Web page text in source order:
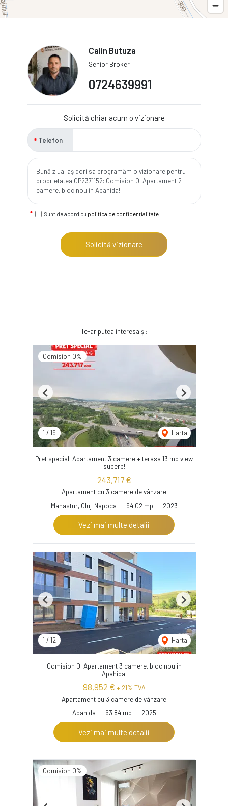
Calin Butuza
Senior Broker
0724639991
Solicită chiar acum o vizionare
Telefon
Sunt de acord cu politica de confidențialitate
Solicită vizionare
Te-ar putea interesa și:
Comision 0%
1 / 19 Harta
Previous Next
Pret special! Apartament 3 camere + terasa 13 mp view
superb!
243,717 €
Apartament cu 3 camere de vânzare
Manastur, Cluj-Napoca
94.02 mp 2023
Vezi mai multe detalii
1 / 12 Harta
Previous Next
Comision 0. Apartament 3 camere, bloc nou in
Apahida!
98,952 € + 21% TVA
Apartament cu 3 camere de vânzare
Apahida
63.84 mp 2025
Vezi mai multe detalii
Comision 0%